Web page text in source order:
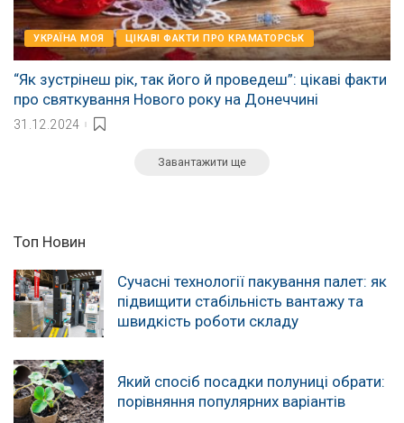
УКРАЇНА МОЯ ЦІКАВІ ФАКТИ ПРО КРАМАТОРСЬК
“Як зустрінеш рік, так його й проведеш”: цікаві факти
про святкування Нового року на Донеччині
31.12.2024
Завантажити ще
Топ Новин
Сучасні технології пакування палет: як
підвищити стабільність вантажу та
швидкість роботи складу
Який спосіб посадки полуниці обрати:
порівняння популярних варіантів